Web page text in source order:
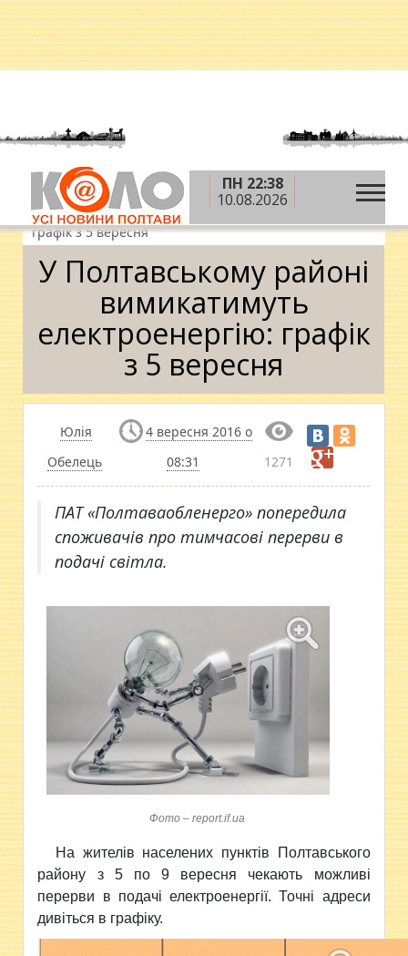
ПН 22:38
10.08.2026
Головна » Новини » Суспільство
Полтавському районі вимикатимуть електроенергію:
графік з 5 вересня
У Полтавському районі
вимикатимуть
електроенергію: графік
з 5 вересня
Юлія
Обелець
4 вересня 2016 о
08:31
1271
ПАТ «Полтаваобленерго» попередила
споживачів про тимчасові перерви в
подачі світла.
Фото – report.if.ua
На жителів населених пунктів Полтавського
району з 5 по 9 вересня чекають можливі
перерви в подачі електроенергії. Точні адреси
дивіться в графіку.